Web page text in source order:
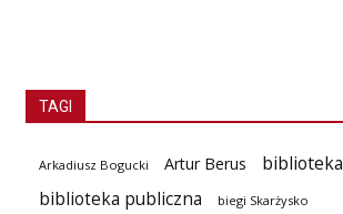
TAGI
Arkadiusz Bogucki Artur Berus
biblioteka
biblioteka publiczna
biegi Skarżysko